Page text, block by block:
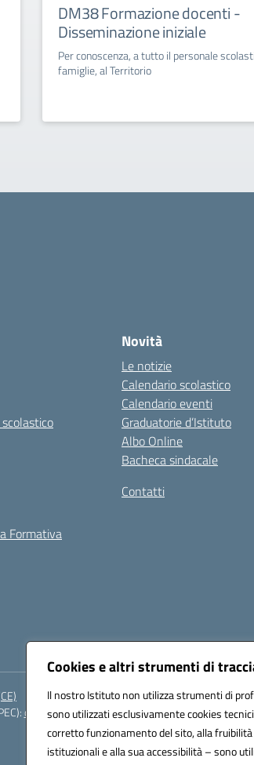
Cookies e altri strumenti di
Il nostro Istituto non utilizza strumenti di
sono utilizzati esclusivamente cookies
corretto funzionamento del sito, alla
istituzionali e alla sua accessibilità – sono
DM38 Formazione docenti -
Disseminazione iniziale
Per conoscenza, a tutto il personale
famiglie, al Territorio
Formativa
Novità
Le notizie
Calendario scolastico
Calendario eventi
Graduatorie d’Istituto
Albo Online
Bacheca sindacale
Contatti
ceic85400b@pec.istruzione.it